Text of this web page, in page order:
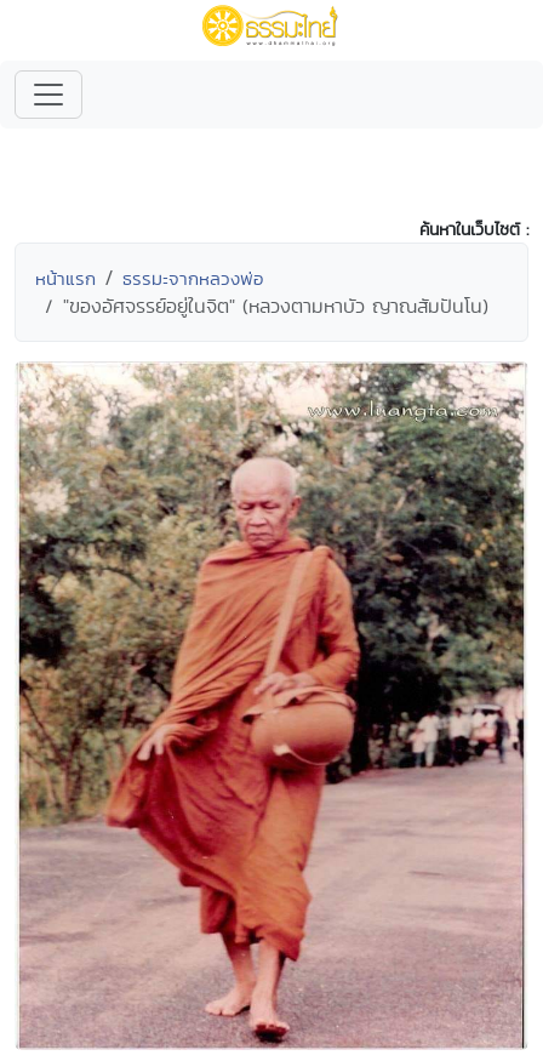
ค้นหาในเว็บไซต์ :
หน้าแรก ธรรมะจากหลวงพ่อ
"ของอัศจรรย์อยู่ในจิต" (หลวงตามหาบัว ญาณสัมปันโน)